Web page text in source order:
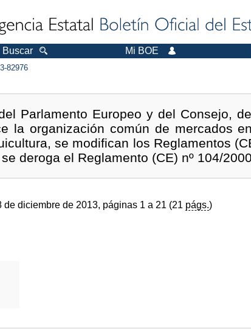
Buscar Mi BOE
82976
Parlamento Europeo y del Consejo,
la organización común de mercados
se modifican los Reglamentos
deroga el Reglamento (CE) nº 104/
de diciembre de 2013, páginas 1 a 21 (21 págs.)